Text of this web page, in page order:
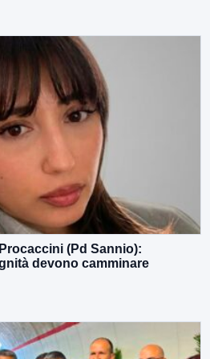
(Pd Sannio):
devono camminare